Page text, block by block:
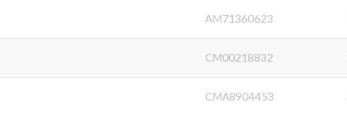
AM71360623
CM00218832
CMA8904453